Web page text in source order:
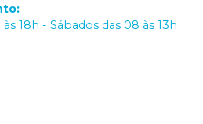
:
18h - Sábados das 08 às 13h